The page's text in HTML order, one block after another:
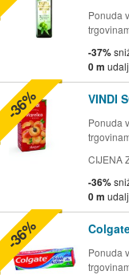
Ponuda
-37%
0 m
VINDI
Ponuda
CIJENA
-36%
0 m
-36%
Ponuda
-36%